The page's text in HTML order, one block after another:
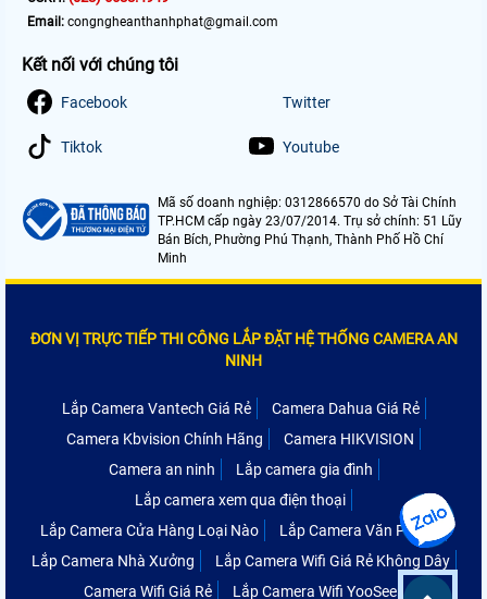
Email: congngheanthanhphat@gmail.com
Kết nối với chúng tôi
Facebook Twitter
Tiktok Youtube
Mã số doanh nghiệp: 0312866570 do Sở Tài Chính
TP.HCM cấp ngày 23/07/2014. Trụ sở chính: 51 Lũy
Bán Bích, Phường Phú Thạnh, Thành Phố Hồ Chí
Minh
ĐƠN VỊ TRỰC TIẾP THI CÔNG LẮP ĐẶT HỆ THỐNG CAMERA AN
NINH
Lắp Camera Vantech Giá Rẻ
Camera Dahua Giá Rẻ
Camera Kbvision Chính Hãng
Camera HIKVISION
Camera an ninh
Lắp camera gia đình
Lắp camera xem qua điện thoại
Lắp Camera Cửa Hàng Loại Nào
Lắp Camera Văn Phòng
Lắp Camera Nhà Xưởng
Lắp Camera Wifi Giá Rẻ Không Dây
Camera Wifi Giá Rẻ
Lắp Camera Wifi YooSee